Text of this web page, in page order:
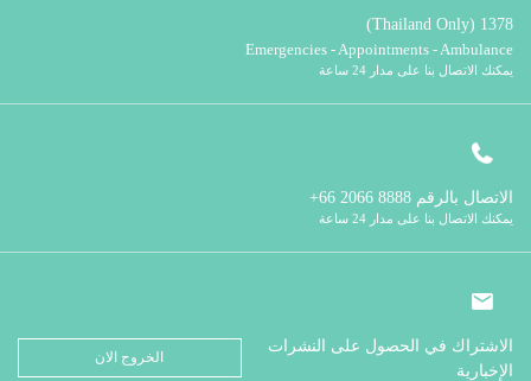
1378 (Thailand Only)
Emergencies - Appointments - Ambulance
يمكنك الاتصال بنا على مدار 24 ساعة
الاتصال بالرقم
يمكنك الاتصال بنا على مدار 24 ساعة
الاشتراك في الحصول على النشرات
الإخبارية
الخروج الان